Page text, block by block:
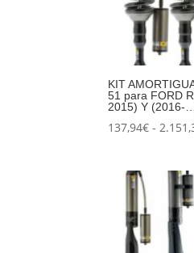
KIT
51 para FORD
2015) Y (2016-
137,94€ -